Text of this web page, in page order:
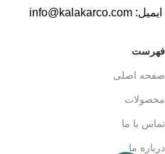
ایمیل: info@kalakarco.com
فهرست
صفحه اصلی
محصولات
تماس با ما
درباره ما